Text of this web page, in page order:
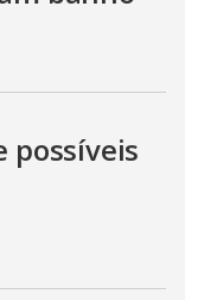
possíveis